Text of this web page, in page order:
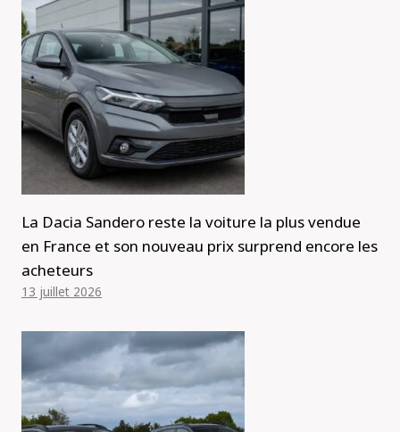
La Dacia Sandero reste la voiture la plus vendue
en France et son nouveau prix surprend encore les
acheteurs
13 juillet 2026